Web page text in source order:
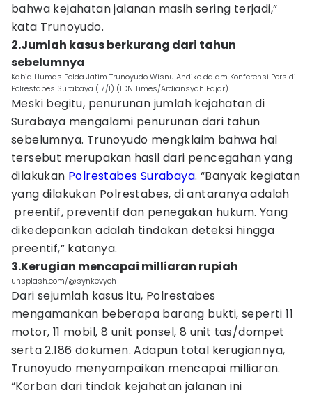
bahwa kejahatan jalanan masih sering terjadi,”
kata Trunoyudo.
2.Jumlah kasus berkurang dari tahun
sebelumnya
Kabid Humas Polda Jatim Trunoyudo Wisnu Andiko dalam Konferensi Pers di
Polrestabes Surabaya (17/1) (IDN Times/Ardiansyah Fajar)
Meski begitu, penurunan jumlah kejahatan di
Surabaya mengalami penurunan dari tahun
sebelumnya. Trunoyudo mengklaim bahwa hal
tersebut merupakan hasil dari pencegahan yang
dilakukan Polrestabes Surabaya. “Banyak kegiatan
yang dilakukan Polrestabes, di antaranya adalah
preentif, preventif dan penegakan hukum. Yang
dikedepankan adalah tindakan deteksi hingga
preentif,” katanya.
3.Kerugian mencapai milliaran rupiah
unsplash.com/@synkevych
Dari sejumlah kasus itu, Polrestabes
mengamankan beberapa barang bukti, seperti 11
motor, 11 mobil, 8 unit ponsel, 8 unit tas/dompet
serta 2.186 dokumen. Adapun total kerugiannya,
Trunoyudo menyampaikan mencapai milliaran.
“Korban dari tindak kejahatan jalanan ini